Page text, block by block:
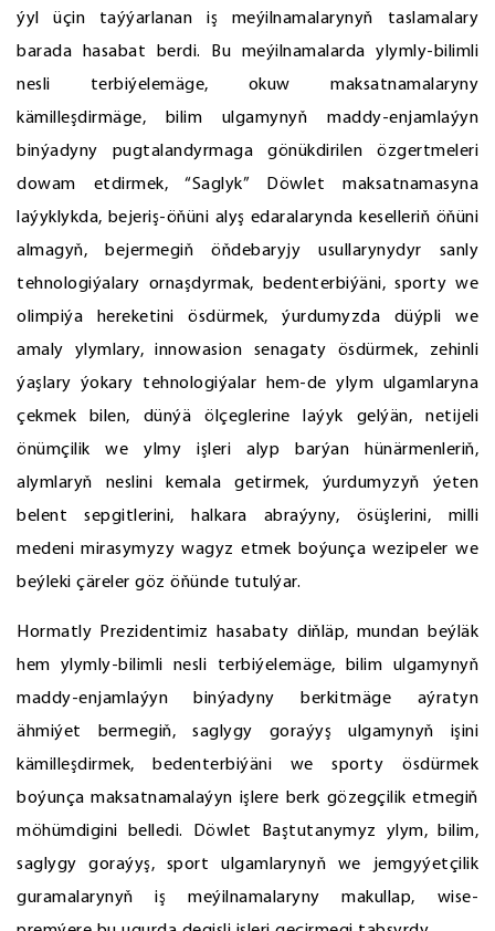
ýyl üçin taýýarlanan iş meýilnamalarynyň taslamalary
barada hasabat berdi. Bu meýilnamalarda ylymly-bilimli
nesli terbiýelemäge, okuw maksatnamalaryny
kämilleşdirmäge, bilim ulgamynyň maddy-enjamlaýyn
binýadyny pugtalandyrmaga gönükdirilen özgertmeleri
dowam etdirmek, “Saglyk” Döwlet maksatnamasyna
laýyklykda, bejeriş-öňüni alyş edaralarynda keselleriň öňüni
almagyň, bejermegiň öňdebaryjy usullarynydyr sanly
tehnologiýalary ornaşdyrmak, bedenterbiýäni, sporty we
olimpiýa hereketini ösdürmek, ýurdumyzda düýpli we
amaly ylymlary, innowasion senagaty ösdürmek, zehinli
ýaşlary ýokary tehnologiýalar hem-de ylym ulgamlaryna
çekmek bilen, dünýä ölçeglerine laýyk gelýän, netijeli
önümçilik we ylmy işleri alyp barýan hünärmenleriň,
alymlaryň neslini kemala getirmek, ýurdumyzyň ýeten
belent sepgitlerini, halkara abraýyny, ösüşlerini, milli
medeni mirasymyzy wagyz etmek boýunça wezipeler we
beýleki çäreler göz öňünde tutulýar.
Hormatly Prezidentimiz hasabaty diňläp, mundan beýläk
hem ylymly-bilimli nesli terbiýelemäge, bilim ulgamynyň
maddy-enjamlaýyn binýadyny berkitmäge aýratyn
ähmiýet bermegiň, saglygy goraýyş ulgamynyň işini
kämilleşdirmek, bedenterbiýäni we sporty ösdürmek
boýunça maksatnamalaýyn işlere berk gözegçilik etmegiň
möhümdigini belledi. Döwlet Baştutanymyz ylym, bilim,
saglygy goraýyş, sport ulgamlarynyň we jemgyýetçilik
guramalarynyň iş meýilnamalaryny makullap, wise-